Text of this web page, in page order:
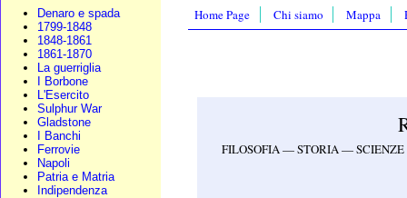
Denaro e spada
1799-1848
1848-1861
1861-1870
La guerriglia
I Borbone
L'Esercito
Sulphur War
Gladstone
I Banchi
Ferrovie
Napoli
Patria e Matria
Indipendenza
Home Page Chi siamo Mappa
FILOSOFIA — STORIA —